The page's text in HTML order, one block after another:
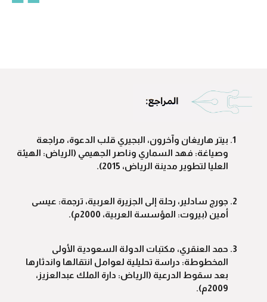
بيتر هاريغان وآخرون، البجيري قلب الدعوة، مراجعة
وصياغة: فهد السماري وناصر الجهيمي (الرياض: الهيئة
العليا لتطوير مدينة الرياض، 2015).
جورج سادلير، رحلة إلى الجزيرة العربية، ترجمة: عيسى
أمين (بيروت: المؤسسة العربية، 2000م).
حمد العنقري، مكتبات الدولة السعودية الأولى
المخطوطة: دراسة تحليلية لعوامل انتقالها واندثارها
بعد سقوط الدرعية (الرياض: دارة الملك عبدالعزيز،
2009م).